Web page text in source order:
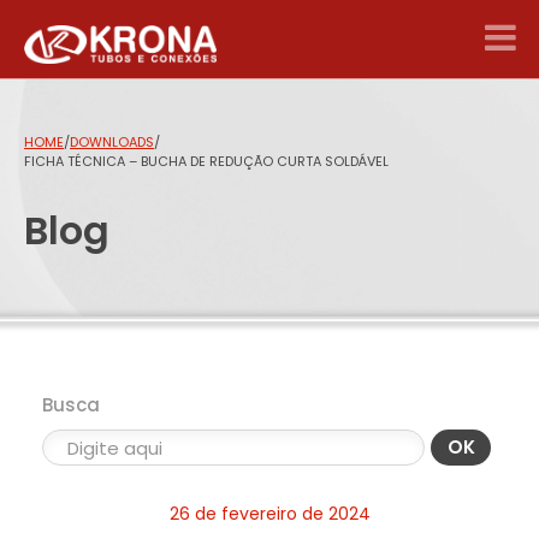
HOME/DOWNLOADS/
FICHA TÉCNICA – BUCHA DE REDUÇÃO CURTA SOLDÁVEL
Blog
Busca
OK
26 de fevereiro de 2024